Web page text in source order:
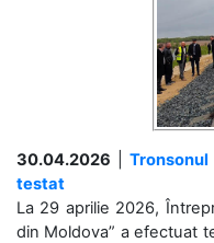
30.04.2026 |
testat
La 29 aprilie 2026,
din Moldova” a efectuat